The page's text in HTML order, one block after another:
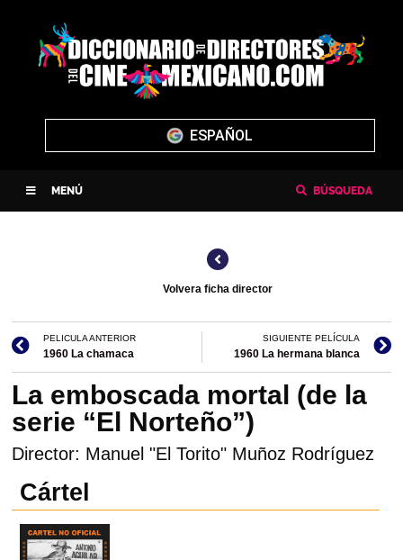
ENGLISH
MENÚ BÚSQUEDA
Volvera ficha director
PELICULA ANTERIOR
1960 La chamaca
SIGUIENTE PELÍCULA
1960 La hermana blanca
La emboscada mortal (de la
serie “El Norteño”)
Director: Manuel "El Torito" Muñoz Rodríguez
Cártel